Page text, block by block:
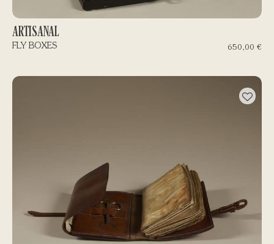
ARTISANAL
650,00 €
FLY BOXES